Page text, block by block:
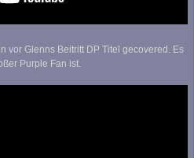
vor Glenns Beitritt DP Titel gecovered. Es
Purple Fan ist.